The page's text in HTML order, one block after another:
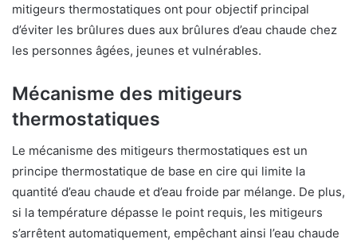
mitigeurs thermostatiques ont pour objectif principal
d’éviter les brûlures dues aux brûlures d’eau chaude chez
les personnes âgées, jeunes et vulnérables.
Mécanisme des mitigeurs
thermostatiques
Le mécanisme des mitigeurs thermostatiques est un
principe thermostatique de base en cire qui limite la
quantité d’eau chaude et d’eau froide par mélange. De plus,
si la température dépasse le point requis, les mitigeurs
s’arrêtent automatiquement, empêchant ainsi l’eau chaude